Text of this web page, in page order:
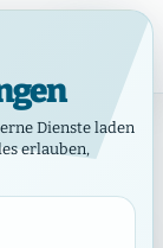
Dienste laden
erlauben,